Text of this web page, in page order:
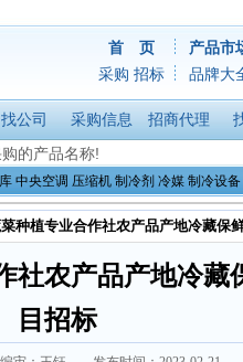
首 页 产品市
采购 招标 品牌大
找公司 采购信息 招商代理
中央空调 压缩机 制冷剂 冷媒 制冷设备
种植专业合作社农产品产地冷藏保
社农产品产地冷藏
目招标